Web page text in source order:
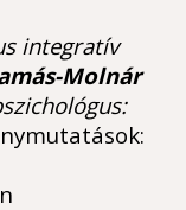
integratív
Molnár